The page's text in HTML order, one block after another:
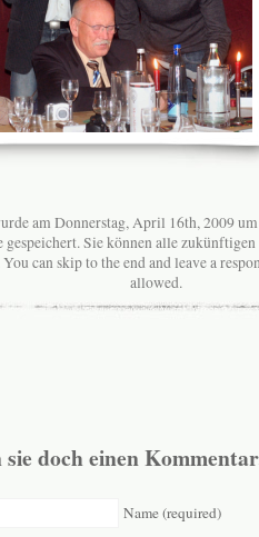
am Donnerstag, April 16th, 2009
gespeichert. Sie können alle
can skip to the end and leave a
allowed.
doch einen
Name (required)